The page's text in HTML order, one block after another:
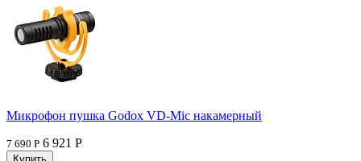
Микрофон пушка Godox VD-Mic накамерный
7 690 Р 6 921 Р